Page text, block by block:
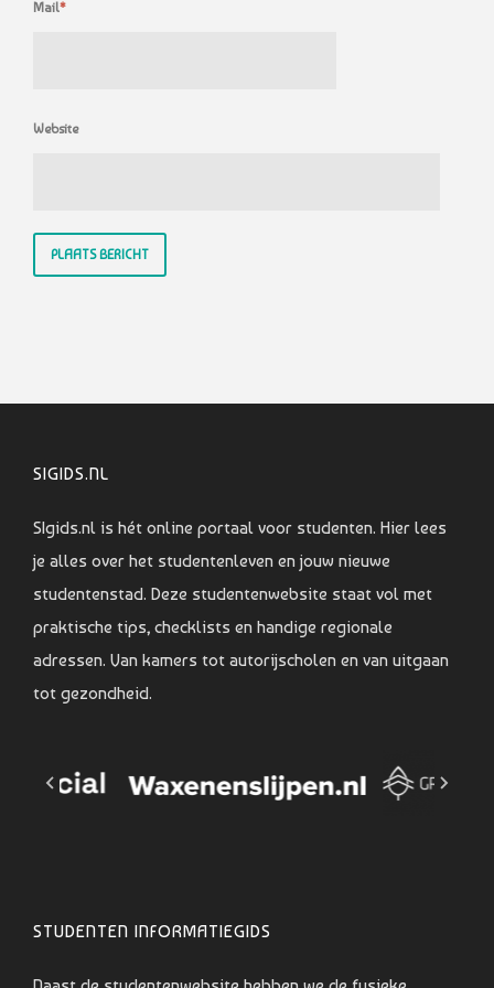
Mail*
Website
SIGIDS.NL
SIgids.nl is hét online portaal voor studenten. Hier lees
je alles over het studentenleven en jouw nieuwe
studentenstad. Deze studentenwebsite staat vol met
praktische tips, checklists en handige regionale
adressen. Van kamers tot autorijscholen en van uitgaan
tot gezondheid.
STUDENTEN INFORMATIEGIDS